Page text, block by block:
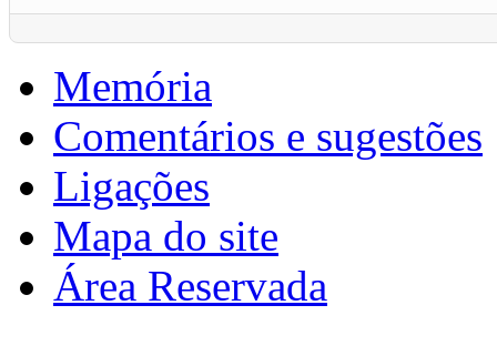
Memória
Comentários e sugestões
Ligações
Mapa do site
Área Reservada